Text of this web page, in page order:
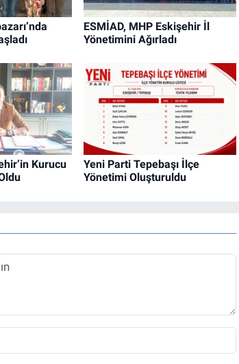
ESMİAD, MHP Eskişehir İl
Yönetimini Ağırladı
Kurucu
Yeni Parti Tepebaşı İlçe
Yönetimi Oluşturuldu